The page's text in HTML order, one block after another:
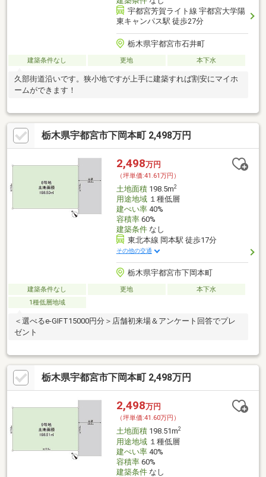
宇都宮芳賀ライト線 宇都宮大学陽
東キャンパス駅 徒歩27分
栃木県宇都宮市石井町
建築条件なし 更地 本下水
久部街道沿いです。狭小地ですが上手に建築すれば割安にマイホ
ームができます！
栃木県宇都宮市下岡本町 2,498万円
2,498万円
（坪単価:41.61万円）
土地面積198.5m2
用途地域１種低層
建ぺい率40%
容積率60%
建築条件なし
東北本線 岡本駅 徒歩17分
その他の交通
栃木県宇都宮市下岡本町
建築条件なし 更地
本下水
1種低層地域
＜選べるe-GIFT15000円分＞店舗初来場＆アンケート回答でプレ
ゼント
栃木県宇都宮市下岡本町 2,498万円
2,498万円
（坪単価:41.60万円）
土地面積198.51m2
用途地域１種低層
建ぺい率40%
容積率60%
建築条件なし